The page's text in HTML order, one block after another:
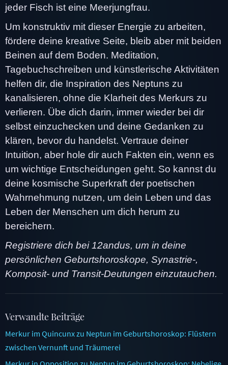
jeder Fisch ist eine Meerjungfrau.
Um konstruktiv mit dieser Energie zu arbeiten,
fördere deine kreative Seite, bleib aber mit beiden
Beinen auf dem Boden. Meditation,
Tagebuchschreiben und künstlerische Aktivitäten
helfen dir, die Inspiration des Neptuns zu
kanalisieren, ohne die Klarheit des Merkurs zu
verlieren. Übe dich darin, immer wieder bei dir
selbst einzuchecken und deine Gedanken zu
klären, bevor du handelst. Vertraue deiner
Intuition, aber hole dir auch Fakten ein, wenn es
um wichtige Entscheidungen geht. So kannst du
deine kosmische Superkraft der poetischen
Wahrnehmung nutzen, um dein Leben und das
Leben der Menschen um dich herum zu
bereichern.
Registriere dich bei 12andus, um in deine
persönlichen Geburtshoroskope, Synastrie-,
Komposit- und Transit-Deutungen einzutauchen.
Verwandte Beiträge
Merkur im Quincunx zu Neptun im Geburtshoroskop: Flüstern
zwischen Vernunft und Träumerei